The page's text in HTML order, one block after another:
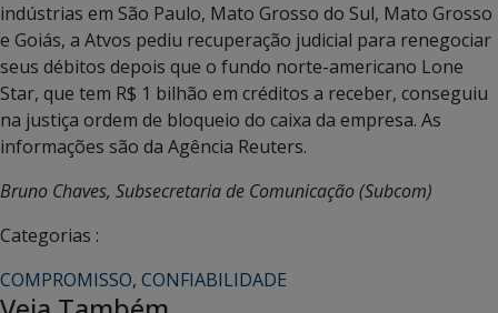
indústrias em São Paulo, Mato Grosso do Sul, Mato Grosso
e Goiás, a Atvos pediu recuperação judicial para renegociar
seus débitos depois que o fundo norte-americano Lone
Star, que tem R$ 1 bilhão em créditos a receber, conseguiu
na justiça ordem de bloqueio do caixa da empresa. As
informações são da Agência Reuters.
Bruno Chaves, Subsecretaria de Comunicação (Subcom)
Categorias :
COMPROMISSO, CONFIABILIDADE